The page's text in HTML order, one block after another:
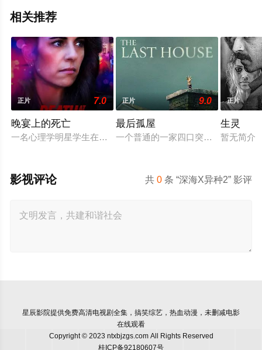
相关推荐
正片 7.0
晚宴上的死亡
一名心理学明星学生在一次教师派对上死亡后，安德莉亚·吉布
正片 9.0
最后孤屋
一个普通的一家四口突遭诡异变故，
正片
生灵
暂无简介
共0 条 “深海X异种2” 影评
影视评论
星辰影院提供免费高清电视剧全集，搞笑综艺，热血动漫，未删减电影
在线观看
Copyright © 2023 ntxbjzgs.com All Rights Reserved
桂ICP备92180607号